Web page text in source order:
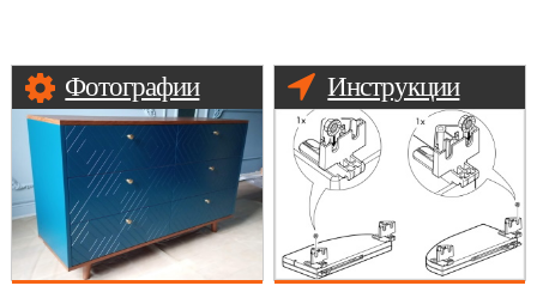
Фотографии Инструкции